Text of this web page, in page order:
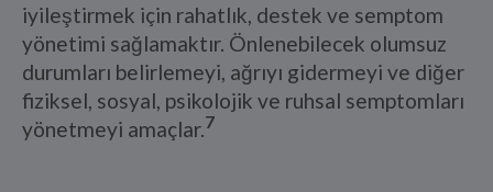
iyileştirmek için rahatlık, destek ve semptom
yönetimi sağlamaktır. Önlenebilecek olumsuz
durumları belirlemeyi, ağrıyı gidermeyi ve diğer
fiziksel, sosyal, psikolojik ve ruhsal semptomları
yönetmeyi amaçlar.7